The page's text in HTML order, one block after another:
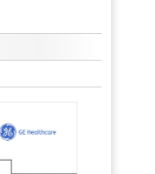
CC BY 4.0.